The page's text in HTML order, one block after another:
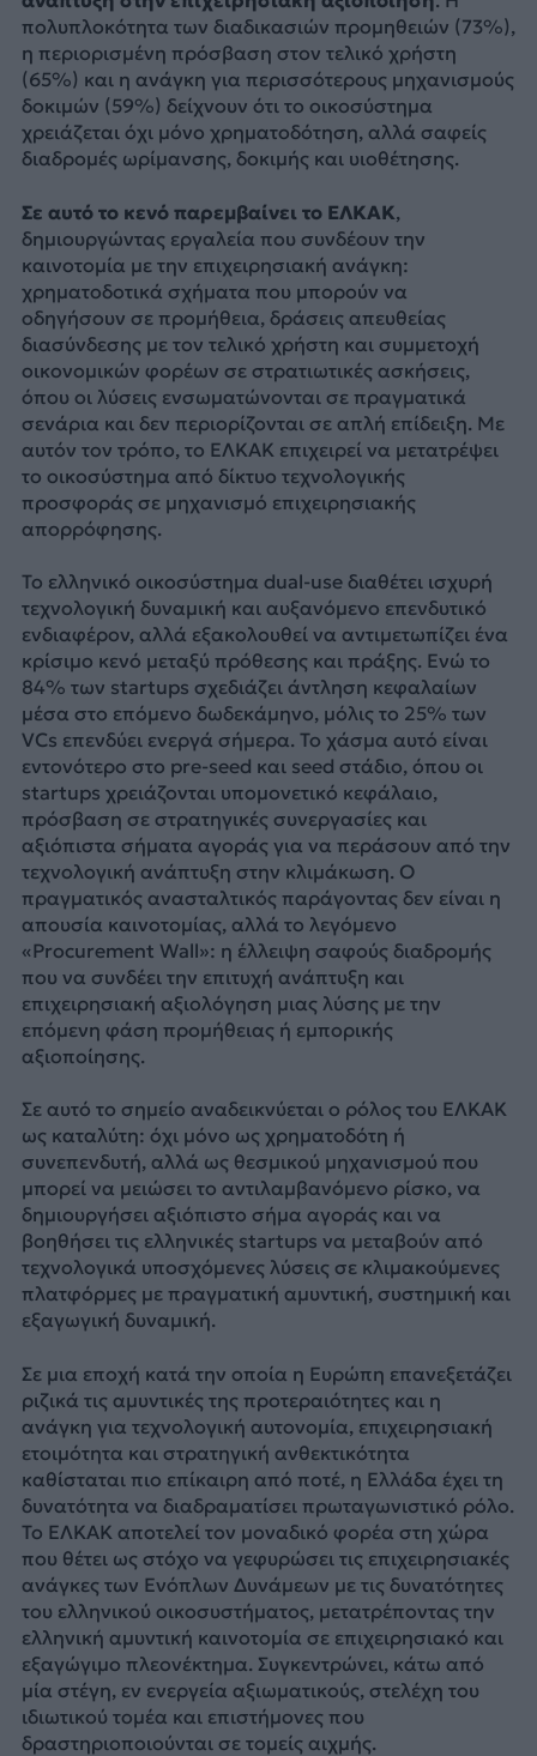
πολυπλοκότητα των διαδικασιών προμηθειών (73%),
η περιορισμένη πρόσβαση στον τελικό χρήστη
(65%) και η ανάγκη για περισσότερους μηχανισμούς
δοκιμών (59%) δείχνουν ότι το οικοσύστημα
χρειάζεται όχι μόνο χρηματοδότηση, αλλά σαφείς
διαδρομές ωρίμανσης, δοκιμής και υιοθέτησης.
Σε αυτό το κενό παρεμβαίνει το ΕΛΚΑΚ,
δημιουργώντας εργαλεία που συνδέουν την
καινοτομία με την επιχειρησιακή ανάγκη:
χρηματοδοτικά σχήματα που μπορούν να
οδηγήσουν σε προμήθεια, δράσεις απευθείας
διασύνδεσης με τον τελικό χρήστη και συμμετοχή
οικονομικών φορέων σε στρατιωτικές ασκήσεις,
όπου οι λύσεις ενσωματώνονται σε πραγματικά
σενάρια και δεν περιορίζονται σε απλή επίδειξη. Με
αυτόν τον τρόπο, το ΕΛΚΑΚ επιχειρεί να μετατρέψει
το οικοσύστημα από δίκτυο τεχνολογικής
προσφοράς σε μηχανισμό επιχειρησιακής
απορρόφησης.
Το ελληνικό οικοσύστημα dual-use διαθέτει ισχυρή
τεχνολογική δυναμική και αυξανόμενο επενδυτικό
ενδιαφέρον, αλλά εξακολουθεί να αντιμετωπίζει ένα
κρίσιμο κενό μεταξύ πρόθεσης και πράξης. Ενώ το
84% των startups σχεδιάζει άντληση κεφαλαίων
μέσα στο επόμενο δωδεκάμηνο, μόλις το 25% των
VCs επενδύει ενεργά σήμερα. Το χάσμα αυτό είναι
εντονότερο στο pre-seed και seed στάδιο, όπου οι
startups χρειάζονται υπομονετικό κεφάλαιο,
πρόσβαση σε στρατηγικές συνεργασίες και
αξιόπιστα σήματα αγοράς για να περάσουν από την
τεχνολογική ανάπτυξη στην κλιμάκωση. Ο
πραγματικός ανασταλτικός παράγοντας δεν είναι η
απουσία καινοτομίας, αλλά το λεγόμενο
«Procurement Wall»: η έλλειψη σαφούς διαδρομής
που να συνδέει την επιτυχή ανάπτυξη και
επιχειρησιακή αξιολόγηση μιας λύσης με την
επόμενη φάση προμήθειας ή εμπορικής
αξιοποίησης.
Σε αυτό το σημείο αναδεικνύεται ο ρόλος του ΕΛΚΑΚ
ως καταλύτη: όχι μόνο ως χρηματοδότη ή
συνεπενδυτή, αλλά ως θεσμικού μηχανισμού που
μπορεί να μειώσει το αντιλαμβανόμενο ρίσκο, να
δημιουργήσει αξιόπιστο σήμα αγοράς και να
βοηθήσει τις ελληνικές startups να μεταβούν από
τεχνολογικά υποσχόμενες λύσεις σε κλιμακούμενες
πλατφόρμες με πραγματική αμυντική, συστημική και
εξαγωγική δυναμική.
Σε μια εποχή κατά την οποία η Ευρώπη επανεξετάζει
ριζικά τις αμυντικές της προτεραιότητες και η
ανάγκη για τεχνολογική αυτονομία, επιχειρησιακή
ετοιμότητα και στρατηγική ανθεκτικότητα
καθίσταται πιο επίκαιρη από ποτέ, η Ελλάδα έχει τη
δυνατότητα να διαδραματίσει πρωταγωνιστικό ρόλο.
Το ΕΛΚΑΚ αποτελεί τον μοναδικό φορέα στη χώρα
που θέτει ως στόχο να γεφυρώσει τις επιχειρησιακές
ανάγκες των Ενόπλων Δυνάμεων με τις δυνατότητες
του ελληνικού οικοσυστήματος, μετατρέποντας την
ελληνική αμυντική καινοτομία σε επιχειρησιακό και
εξαγώγιμο πλεονέκτημα. Συγκεντρώνει, κάτω από
μία στέγη, εν ενεργεία αξιωματικούς, στελέχη του
ιδιωτικού τομέα και επιστήμονες που
δραστηριοποιούνται σε τομείς αιχμής.